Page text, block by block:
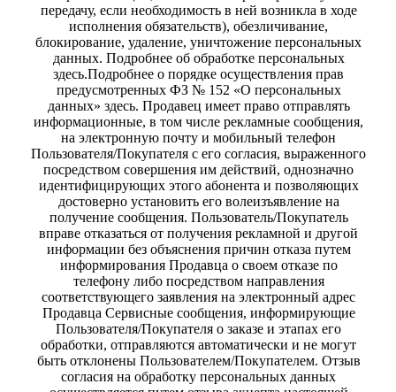
передачу, если необходимость в ней возникла в ходе
исполнения обязательств), обезличивание,
блокирование, удаление, уничтожение персональных
данных. Подробнее об обработке персональных
здесь.Подробнее о порядке осуществления прав
предусмотренных ФЗ № 152 «О персональных
данных» здесь. Продавец имеет право отправлять
информационные, в том числе рекламные сообщения,
на электронную почту и мобильный телефон
Пользователя/Покупателя с его согласия, выраженного
посредством совершения им действий, однозначно
идентифицирующих этого абонента и позволяющих
достоверно установить его волеизъявление на
получение сообщения. Пользователь/Покупатель
вправе отказаться от получения рекламной и другой
информации без объяснения причин отказа путем
информирования Продавца о своем отказе по
телефону либо посредством направления
соответствующего заявления на электронный адрес
Продавца Сервисные сообщения, информирующие
Пользователя/Покупателя о заказе и этапах его
обработки, отправляются автоматически и не могут
быть отклонены Пользователем/Покупателем. Отзыв
согласия на обработку персональных данных